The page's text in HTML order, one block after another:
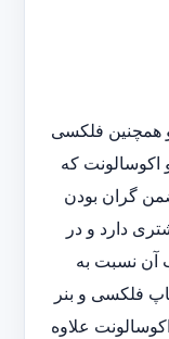
همچنین فلکسی
که
گران بودن
دارد و در
آن نسبت به
فلکسی و بنر
علاوه